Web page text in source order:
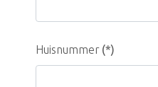
Huisnummer (*)